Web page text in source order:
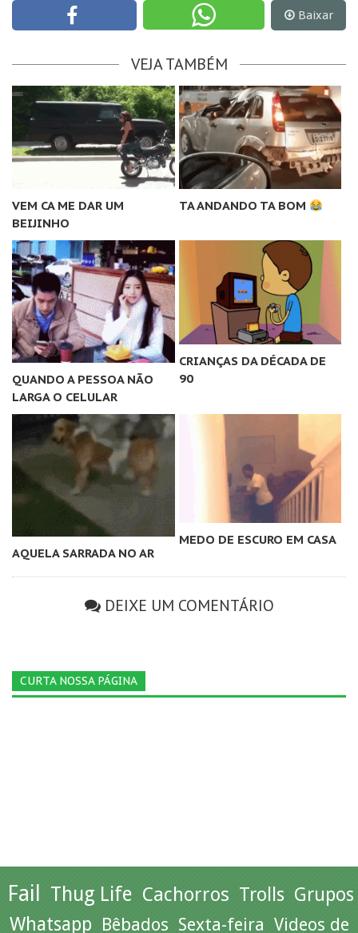
Baixar
VEJA TAMBÉM
VEM CA ME DAR UM
BEIJINHO
TA ANDANDO TA BOM
QUANDO A PESSOA NÃO
LARGA O CELULAR
CRIANÇAS DA DÉCADA DE
90
AQUELA SARRADA NO AR
MEDO DE ESCURO EM CASA
DEIXE UM COMENTÁRIO
CURTA NOSSA PÁGINA
Fail Thug Life Cachorros Trolls Grupos
Whatsapp Bêbados Sexta-feira Videos de